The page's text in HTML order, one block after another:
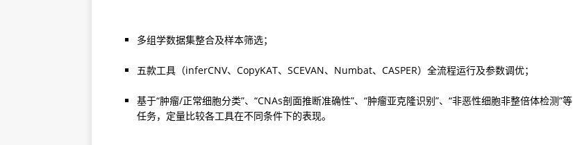
多组学数据集整合及样本筛选；
五款工具（inferCNV、CopyKAT、SCEVAN、Numbat、CASPER）全流程运行及参数调优；
基于“肿瘤/正常细胞分类”、“CNAs剖面推断准确性”、“肿瘤亚克隆识别”、“非恶性细胞非整倍体检测”等
任务，定量比较各工具在不同条件下的表现。